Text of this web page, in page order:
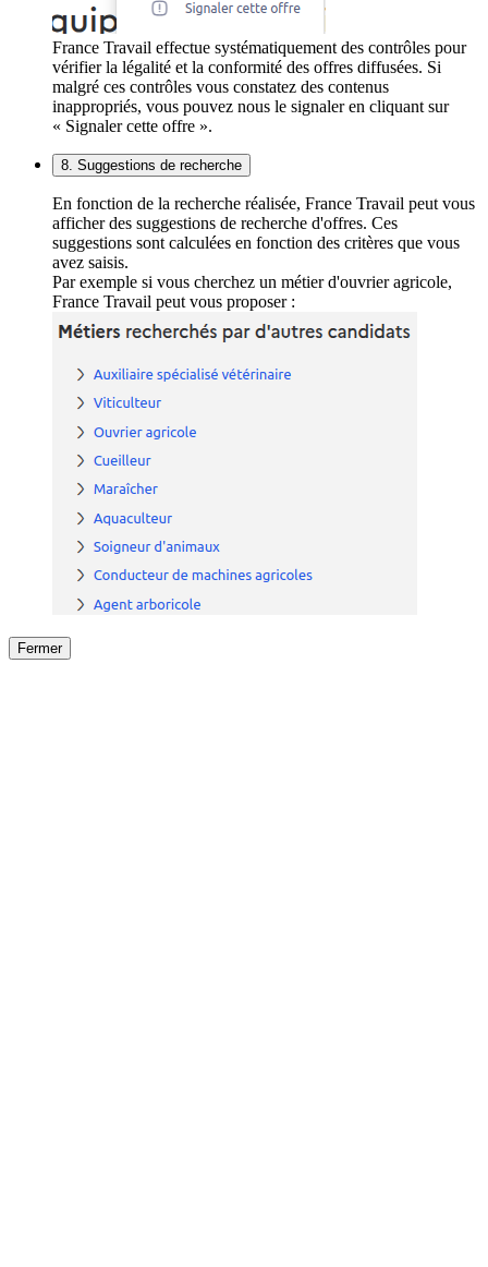
France Travail effectue systématiquement des contrôles pour
vérifier la légalité et la conformité des offres diffusées. Si
malgré ces contrôles vous constatez des contenus
inappropriés, vous pouvez nous le signaler en cliquant sur
« Signaler cette offre ».
8. Suggestions de recherche
En fonction de la recherche réalisée, France Travail peut vous
afficher des suggestions de recherche d'offres. Ces
suggestions sont calculées en fonction des critères que vous
avez saisis.
Par exemple si vous cherchez un métier d'ouvrier agricole,
France Travail peut vous proposer :
Fermer